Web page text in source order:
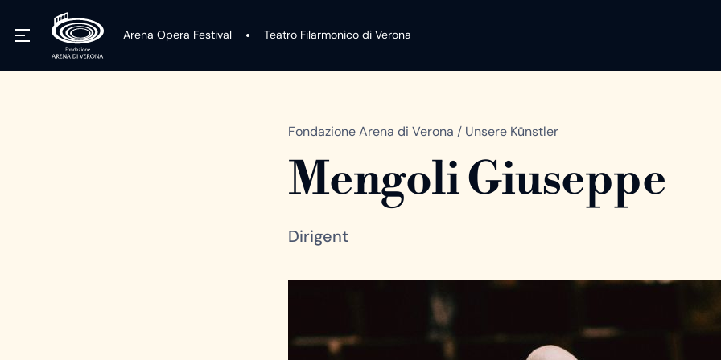
Arena Opera Festival Teatro Filarmonico di Verona
Fondazione Arena di Verona / Unsere Künstler
Mengoli Giuseppe
Dirigent